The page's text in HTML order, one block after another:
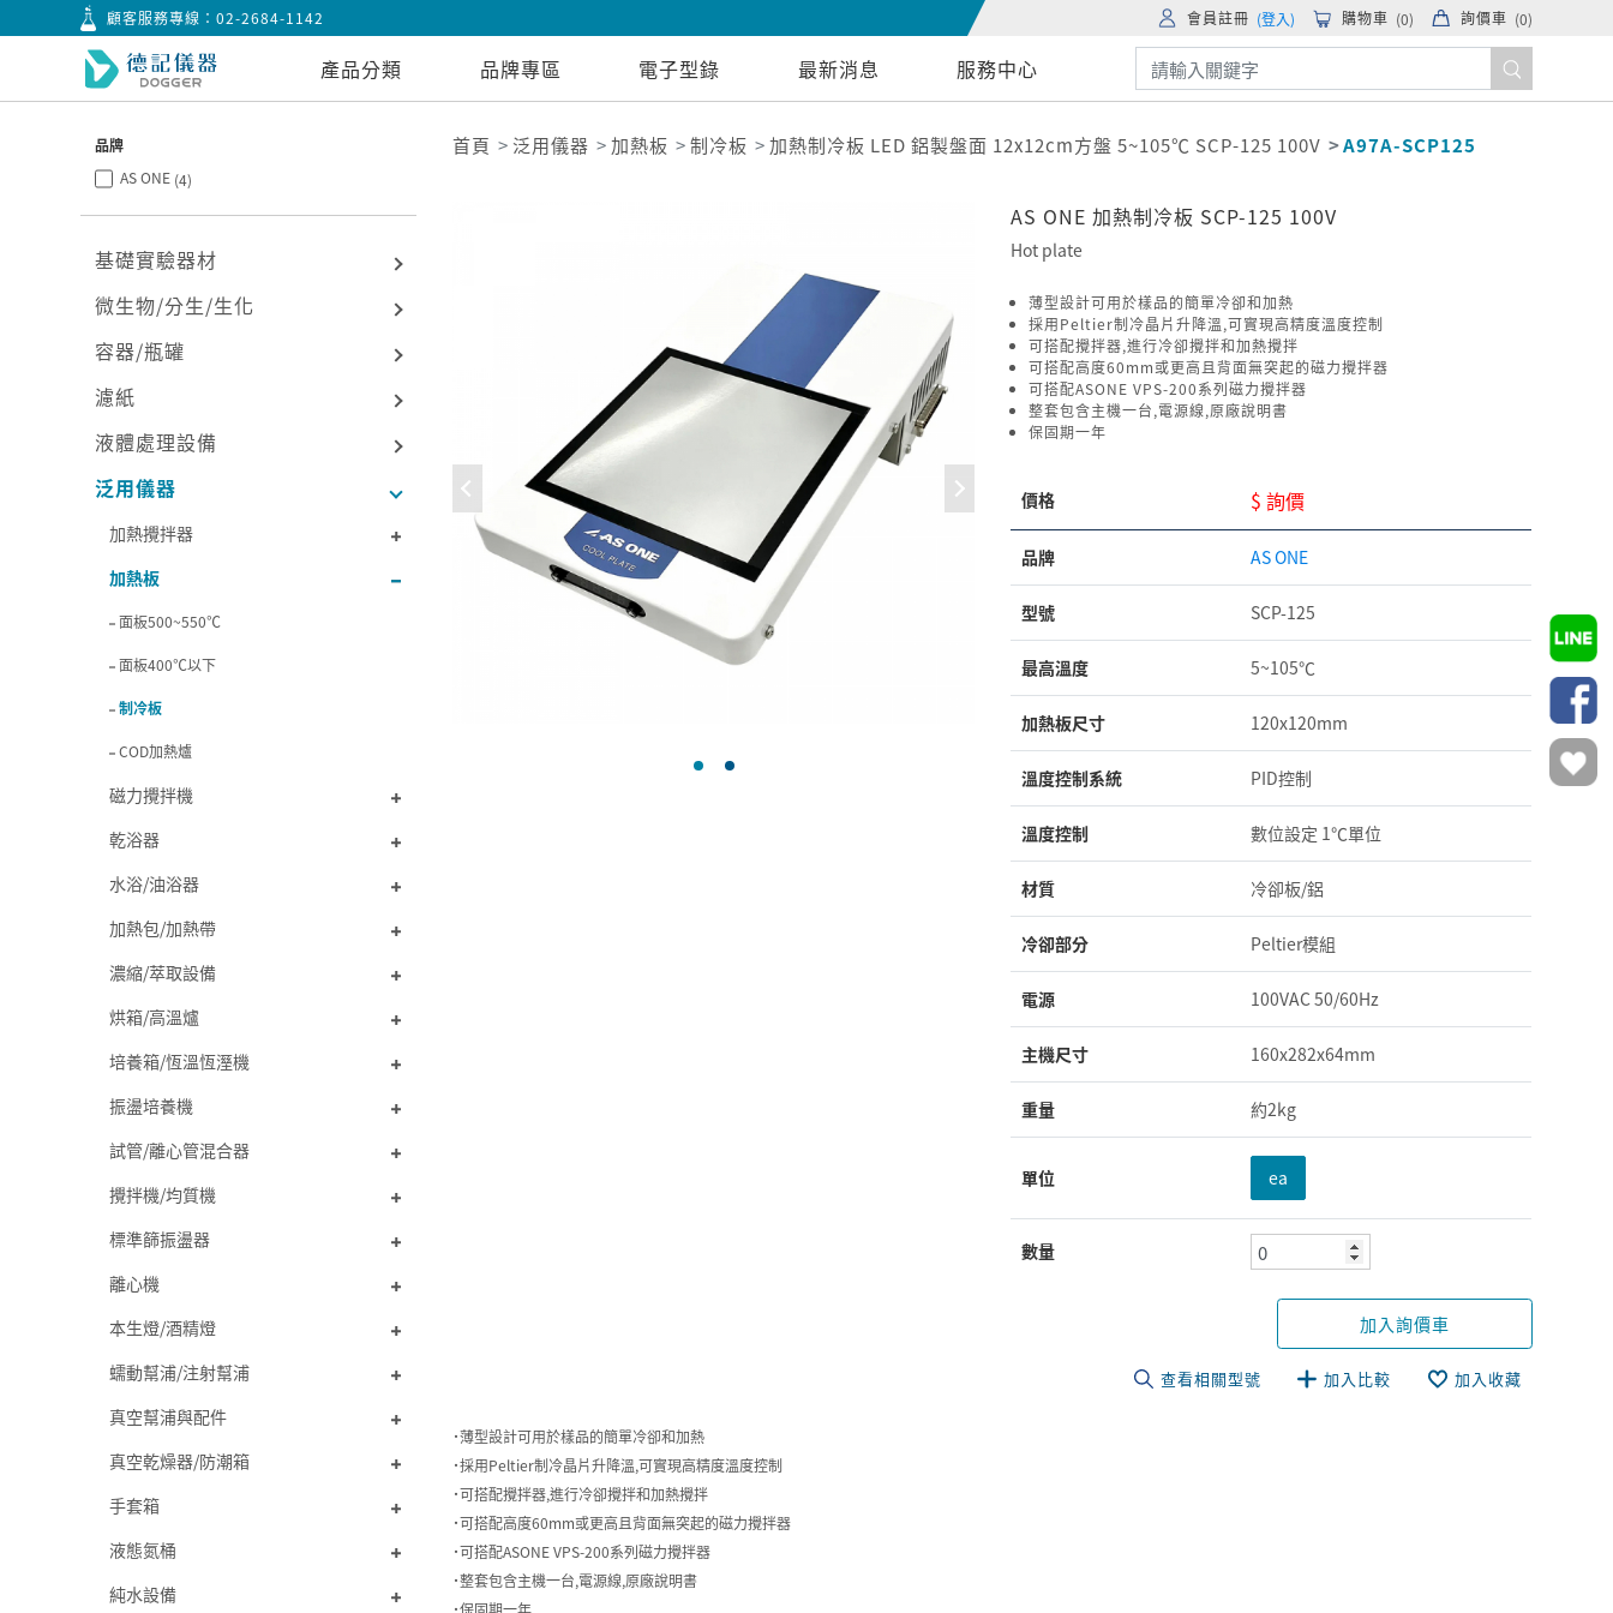
顧客服務專線：02-2684-1142 會員註冊 (登入) 購物車 (0) 詢價車 (0)
產品分類 品牌專區 電子型錄 最新消息 服務中心
品牌
AS ONE (4)
基礎實驗器材
微生物/分生/生化
容器/瓶罐
濾紙
液體處理設備
泛用儀器
加熱攪拌器
加熱板
面板500~550℃
面板400℃以下
制冷板
COD加熱爐
磁力攪拌機
乾浴器
水浴/油浴器
加熱包/加熱帶
濃縮/萃取設備
烘箱/高溫爐
培養箱/恆溫恆溼機
振盪培養機
試管/離心管混合器
攪拌機/均質機
標準篩振盪器
離心機
本生燈/酒精燈
蠕動幫浦/注射幫浦
真空幫浦與配件
真空乾燥器/防潮箱
手套箱
液態氮桶
純水設備
首頁 泛用儀器 加熱板 制冷板 加熱制冷板 LED 鋁製盤面 12x12cm方盤 5~105℃ SCP-125 100V A97A-SCP125
AS ONE 加熱制冷板 SCP-125 100V
Hot plate
薄型設計可用於樣品的簡單冷卻和加熱
採用Peltier制冷晶片升降溫,可實現高精度溫度控制
可搭配攪拌器,進行冷卻攪拌和加熱攪拌
可搭配高度60mm或更高且背面無突起的磁力攪拌器
可搭配ASONE VPS-200系列磁力攪拌器
整套包含主機一台,電源線,原廠說明書
保固期一年
價格 $ 詢價
品牌 AS ONE
型號 SCP-125
最高溫度 5~105℃
加熱板尺寸 120x120mm
溫度控制系統 PID控制
溫度控制 數位設定 1℃單位
材質 冷卻板/鋁
冷卻部分 Peltier模組
電源 100VAC 50/60Hz
主機尺寸 160x282x64mm
重量 約2kg
單位 ea
數量
加入詢價車
查看相關型號 加入比較 加入收藏
˙薄型設計可用於樣品的簡單冷卻和加熱
˙採用Peltier制冷晶片升降溫,可實現高精度溫度控制
˙可搭配攪拌器,進行冷卻攪拌和加熱攪拌
˙可搭配高度60mm或更高且背面無突起的磁力攪拌器
˙可搭配ASONE VPS-200系列磁力攪拌器
˙整套包含主機一台,電源線,原廠說明書
˙保固期一年